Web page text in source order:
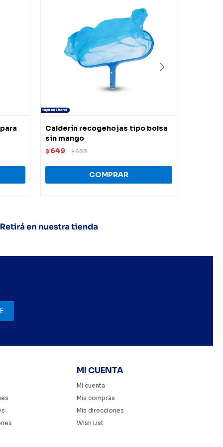
Calderín recogehojas tipo bolsa
sin mango
$ 649 $683
MI CUENTA
Mi cuenta
Mis compras
Mis direcciones
Wish List